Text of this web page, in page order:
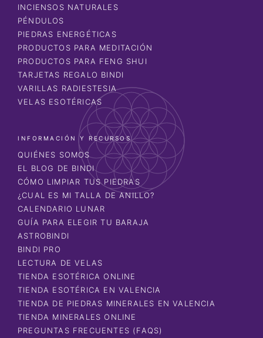
INCIENSOS NATURALES
PÉNDULOS
PIEDRAS ENERGÉTICAS
PRODUCTOS PARA MEDITACIÓN
PRODUCTOS PARA FENG SHUI
TARJETAS REGALO BINDI
VARILLAS RADIESTESIA
VELAS ESOTÉRICAS
INFORMACIÓN Y RECURSOS
QUIÉNES SOMOS
EL BLOG DE BINDI
CÓMO LIMPIAR TUS PIEDRAS
¿CUAL ES MI TALLA DE ANILLO?
CALENDARIO LUNAR
GUÍA PARA ELEGIR TU BARAJA
ASTROBINDI
BINDI PRO
LECTURA DE VELAS
TIENDA ESOTÉRICA ONLINE
TIENDA ESOTÉRICA EN VALENCIA
TIENDA DE PIEDRAS MINERALES EN VALENCIA
TIENDA MINERALES ONLINE
PREGUNTAS FRECUENTES (FAQS)